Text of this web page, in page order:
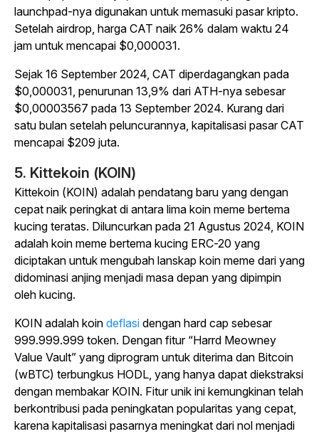
launchpad-nya digunakan untuk memasuki pasar kripto.
Setelah airdrop, harga CAT naik 26% dalam waktu 24
jam untuk mencapai $0,000031.
Sejak 16 September 2024, CAT diperdagangkan pada
$0,000031, penurunan 13,9% dari ATH-nya sebesar
$0,00003567 pada 13 September 2024. Kurang dari
satu bulan setelah peluncurannya, kapitalisasi pasar CAT
mencapai $209 juta.
5. Kittekoin (KOIN)
Kittekoin (KOIN) adalah pendatang baru yang dengan
cepat naik peringkat di antara lima koin meme bertema
kucing teratas. Diluncurkan pada 21 Agustus 2024, KOIN
adalah koin meme bertema kucing ERC-20 yang
diciptakan untuk mengubah lanskap koin meme dari yang
didominasi anjing menjadi masa depan yang dipimpin
oleh kucing.
KOIN adalah koin deflasi dengan hard cap sebesar
999.999.999 token. Dengan fitur “Harrd Meowney
Value Vault” yang diprogram untuk diterima dan Bitcoin
(wBTC) terbungkus HODL, yang hanya dapat diekstraksi
dengan membakar KOIN. Fitur unik ini kemungkinan telah
berkontribusi pada peningkatan popularitas yang cepat,
karena kapitalisasi pasarnya meningkat dari nol menjadi